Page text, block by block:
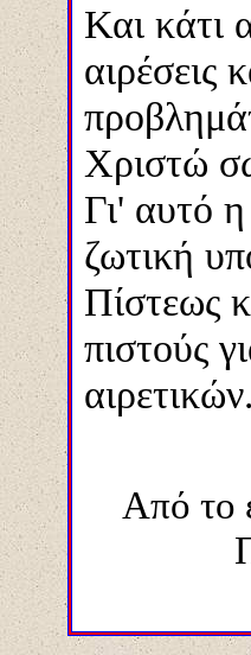
Και κάτι
αιρέσεις
Χριστώ
Γι' αυτό
ζωτική
Πίστεως
πιστούς
αιρετικών.
Από το